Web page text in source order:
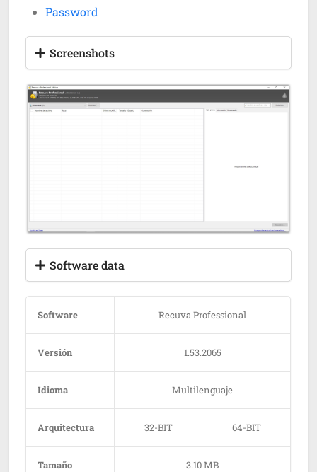
Password
Screenshots
Software data
Software Recuva Professional
Versión 1.53.2065
Idioma Multilenguaje
Arquitectura 32-BIT 64-BIT
Tamaño 3.10 MB